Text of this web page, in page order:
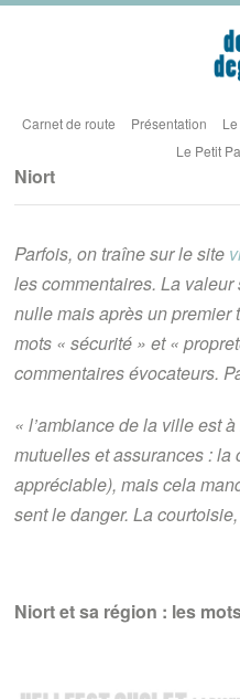
Carnet de route Présentation
Le Petit
Niort
Parfois, on traîne sur le site
les commentaires. La
nulle mais après un premier
mots « sécurité » et «
commentaires évocateurs.
« l’ambiance de la ville est
mutuelles et assurances :
appréciable), mais cela
sent le danger. La
Niort et sa région : les